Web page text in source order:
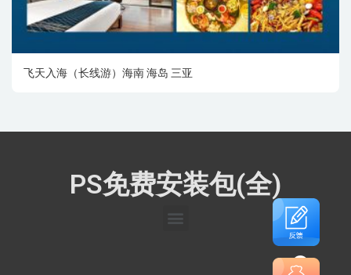
飞天入海（长线游）海南 海岛 三亚
PS免费安装包(全)